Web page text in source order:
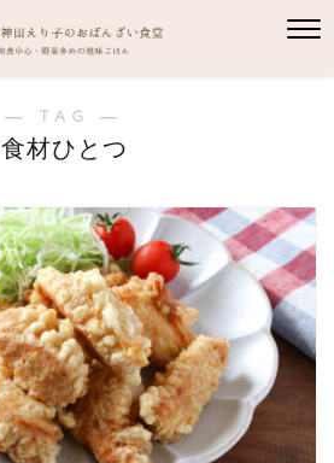
― TAG ―
食材ひとつ